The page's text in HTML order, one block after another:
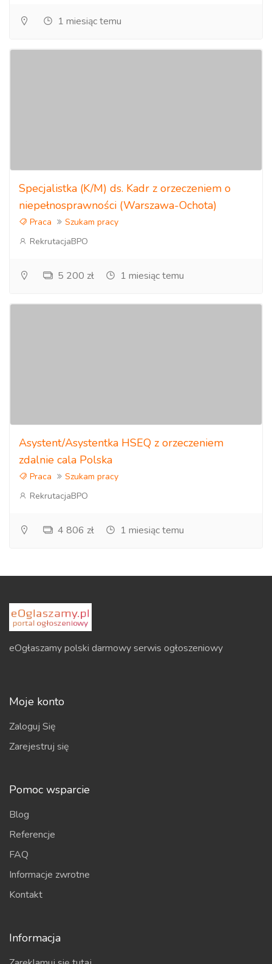
1 miesiąc temu
Specjalistka (K/M) ds. Kadr z orzeczeniem o
niepełnosprawności (Warszawa-Ochota)
Praca
Szukam pracy
RekrutacjaBPO
5 200 zł 1 miesiąc temu
Asystent/Asystentka HSEQ z orzeczeniem
zdalnie cala Polska
Praca
Szukam pracy
RekrutacjaBPO
4 806 zł 1 miesiąc temu
eOgłaszamy polski darmowy serwis ogłoszeniowy
Moje konto
Zaloguj Się
Zarejestruj się
Pomoc wsparcie
Blog
Referencje
FAQ
Informacje zwrotne
Kontakt
Informacja